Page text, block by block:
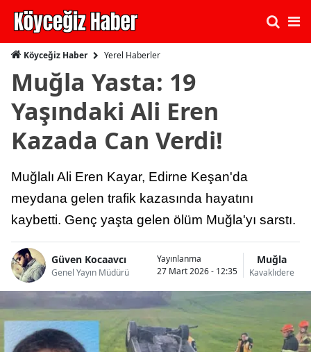
Köyceğiz Haber Yerel Haberler
Muğla Yasta: 19
Yaşındaki Ali Eren
Kazada Can Verdi!
Muğlalı Ali Eren Kayar, Edirne Keşan'da
meydana gelen trafik kazasında hayatını
kaybetti. Genç yaşta gelen ölüm Muğla'yı sarstı.
Güven Kocaavcı
Genel Yayın Müdürü
Yayınlanma
27 Mart 2026 - 12:35
Muğla
Kavaklıdere